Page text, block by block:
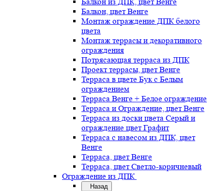
Балкон, цвет Венге
Монтаж ограждение ДПК белого
цвета
Монтаж террасы и декоративного
ограждения
Потрясающая терраса из ДПК
Проект террасы, цвет Венге
Терраса в цвете Бук с Белым
ограждением
Терраса Венге + Белое ограждение
Терраса и Ограждение, цвет Венге
Терраса из доски цвета Серый и
ограждение цвет Графит
Терраса с навесом из ДПК, цвет
Венге
Терраса, цвет Венге
Терраса, цвет Светло-коричневый
Ограждение из ДПК
Назад